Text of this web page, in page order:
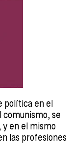
política en el
comunismo, se
y en el mismo
las profesiones